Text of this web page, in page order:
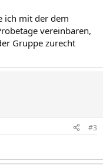
ich mit der dem
vereinbaren,
Gruppe zurecht
#3